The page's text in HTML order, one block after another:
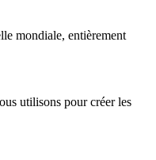
mondiale, entièrement
utilisons pour créer les